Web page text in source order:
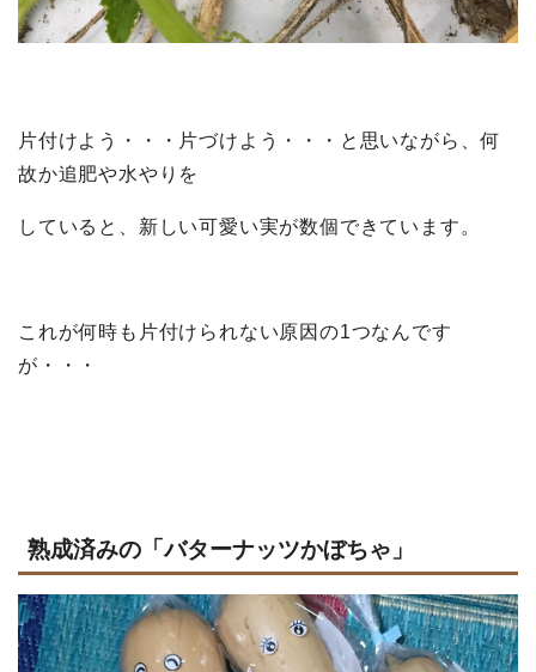
片付けよう・・・片づけよう・・・と思いながら、何
故か追肥や水やりを
していると、新しい可愛い実が数個できています。
これが何時も片付けられない原因の1つなんです
が・・・
熟成済みの「バターナッツかぼちゃ」